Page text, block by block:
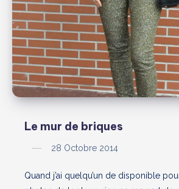
Le mur de briques
28 Octobre 2014
Quand j’ai quelqu’un de disponible